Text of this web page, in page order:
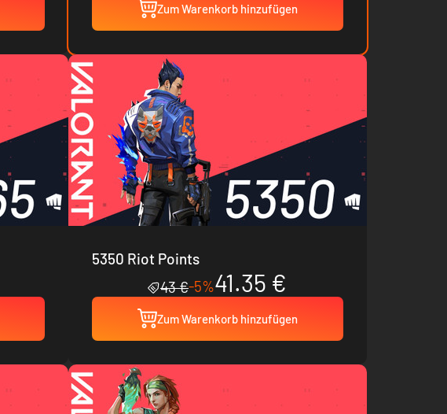
Zum Warenkorb hinzufügen
5350 Riot Points
43 €-5%41.35 €
Zum Warenkorb hinzufügen